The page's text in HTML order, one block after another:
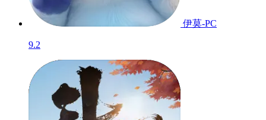
伊莫-PC
9.2